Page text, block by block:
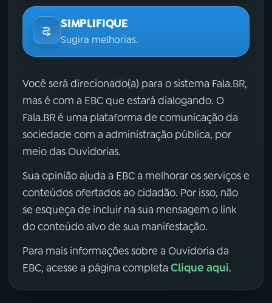
SIMPLIFIQUE
Sugira melhorias.
Você será direcionado(a) para o sistema Fala.BR,
mas é com a EBC que estará dialogando. O
Fala.BR é uma plataforma de comunicação da
sociedade com a administração pública, por
meio das Ouvidorias.
Sua opinião ajuda a EBC a melhorar os serviços e
conteúdos ofertados ao cidadão. Por isso, não
se esqueça de incluir na sua mensagem o link
do conteúdo alvo de sua manifestação.
Para mais informações sobre a Ouvidoria da
EBC, acesse a página completa Clique aqui.